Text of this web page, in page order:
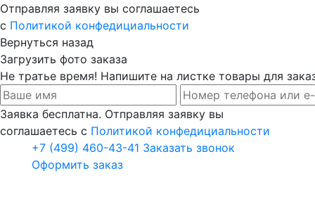
Отправляя заявку вы соглашаетесь
с Политикой конфедициальности
Вернуться назад
Загрузить фото заказа
Не тратье время! Напишите на листке товары для
Заявка бесплатна. Отправляя заявку вы
соглашаетесь с Политикой конфедициальности
+7 (499) 460-43-41 Заказать звонок
Оформить заказ